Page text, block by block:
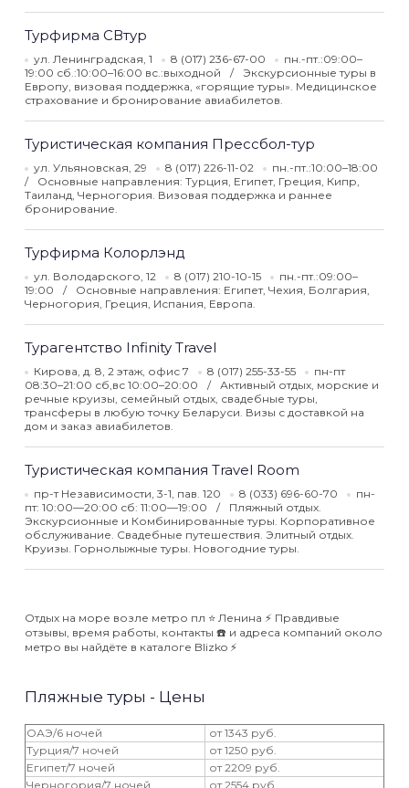
Турфирма СВтур
ул. Ленинградская, 1 8 (017) 236-67-00
пн.-пт.:09:00–
19:00 сб.:10:00–16:00 вс.:выходной
Экскурсионные туры в
Европу, визовая поддержка, «горящие туры». Медицинское
страхование и бронирование авиабилетов.
Туристическая компания Прессбол-тур
ул. Ульяновская, 29 8 (017) 226-11-02
пн.-пт.:10:00–18:00
Основные направления: Турция, Египет, Греция, Кипр,
Таиланд, Черногория. Визовая поддержка и раннее
бронирование.
Турфирма Колорлэнд
ул. Володарского, 12 8 (017) 210-10-15
пн.-пт.:09:00–
19:00
Основные направления: Египет, Чехия, Болгария,
Черногория, Греция, Испания, Европа.
Турагентство Infinity Travel
Кирова, д. 8, 2 этаж, офис 7 8 (017) 255-33-55
пн-пт
08:30–21:00 сб,вс 10:00–20:00
Активный отдых, морские и
речные круизы, семейный отдых, свадебные туры,
трансферы в любую точку Беларуси. Визы с доставкой на
дом и заказ авиабилетов.
Туристическая компания Travel Room
пр-т Независимости, 3-1, пав. 120 8 (033) 696-60-70
пн-
пт: 10:00—20:00 сб: 11:00—19:00
Пляжный отдых.
Экскурсионные и Комбинированные туры. Корпоративное
обслуживание. Свадебные путешествия. Элитный отдых.
Круизы. Горнолыжные туры. Новогодние туры.
Отдых на море возле метро пл ⭐️ Ленина ⚡️ Правдивые
отзывы, время работы, контакты ☎️ и адреса компаний около
метро вы найдёте в каталоге Blizko ⚡️
Пляжные туры - Цены
ОАЭ/6 ночей
от 1343 руб.
Турция/7 ночей
от 1250 руб.
Египет/7 ночей
от 2209 руб.
Черногория/7 ночей
от 2554 руб.